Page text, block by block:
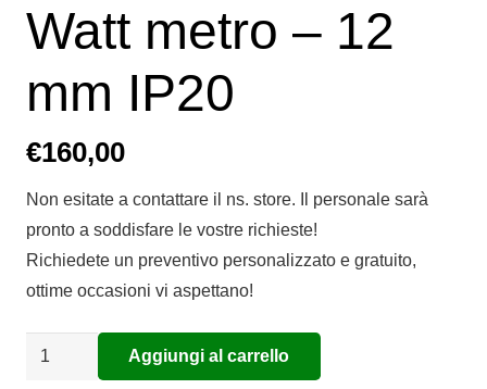
Watt metro – 12
mm IP20
€160,00
Non esitate a contattare il ns. store. Il personale sarà
pronto a soddisfare le vostre richieste!
Richiedete un preventivo personalizzato e gratuito,
ottime occasioni vi aspettano!
Strip
Aggiungi al carrello